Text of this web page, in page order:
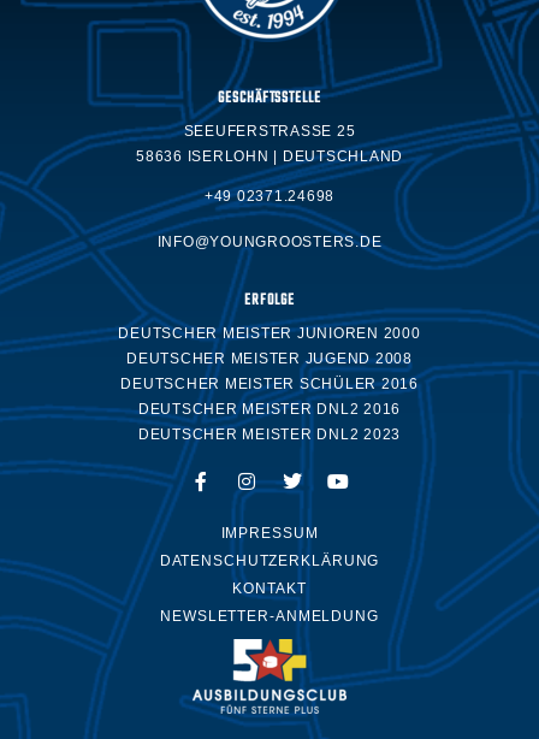
GESCHÄFTSSTELLE
SEEUFERSTRASSE 25
58636 ISERLOHN | DEUTSCHLAND
+49 02371.24698
INFO@YOUNGROOSTERS.DE
ERFOLGE
DEUTSCHER MEISTER JUNIOREN 2000
DEUTSCHER MEISTER JUGEND 2008
DEUTSCHER MEISTER SCHÜLER 2016
DEUTSCHER MEISTER DNL2 2016
DEUTSCHER MEISTER DNL2 2023
IMPRESSUM
DATENSCHUTZERKLÄRUNG
KONTAKT
NEWSLETTER-ANMELDUNG